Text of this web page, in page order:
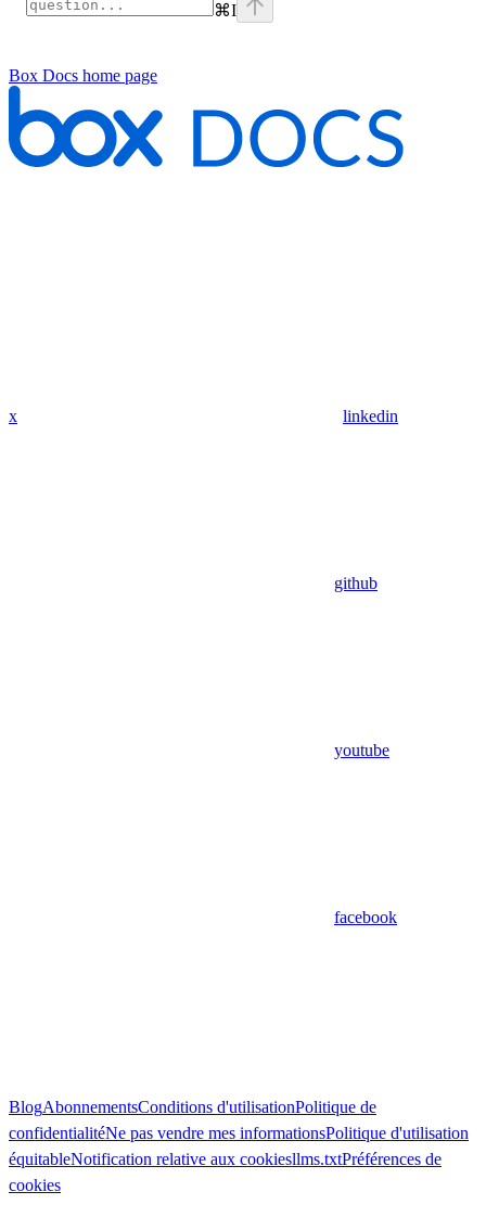
⌘I
Box Docs home page
x linkedin
github
youtube
facebook
BlogAbonnementsConditions d'utilisationPolitique de
confidentialitéNe pas vendre mes informationsPolitique d'utilisation
équitableNotification relative aux cookiesllms.txtPréférences de
cookies